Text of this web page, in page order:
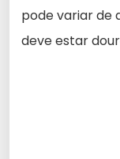
pode variar de
deve estar